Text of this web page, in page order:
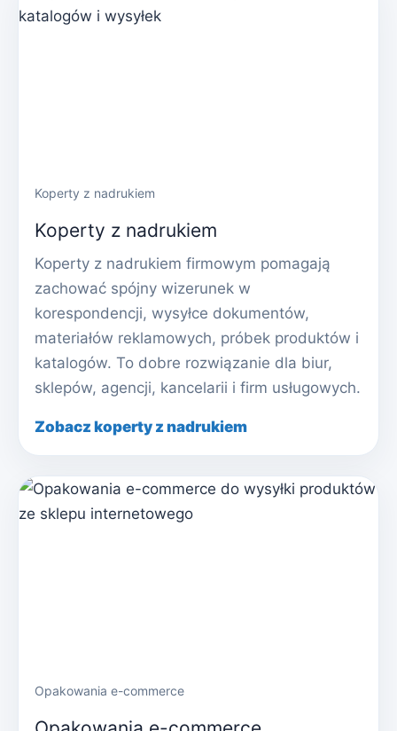
Koperty z nadrukiem
Koperty z nadrukiem
Koperty z nadrukiem firmowym pomagają
zachować spójny wizerunek w
korespondencji, wysyłce dokumentów,
materiałów reklamowych, próbek produktów i
katalogów. To dobre rozwiązanie dla biur,
sklepów, agencji, kancelarii i firm usługowych.
Zobacz koperty z nadrukiem
Opakowania e-commerce